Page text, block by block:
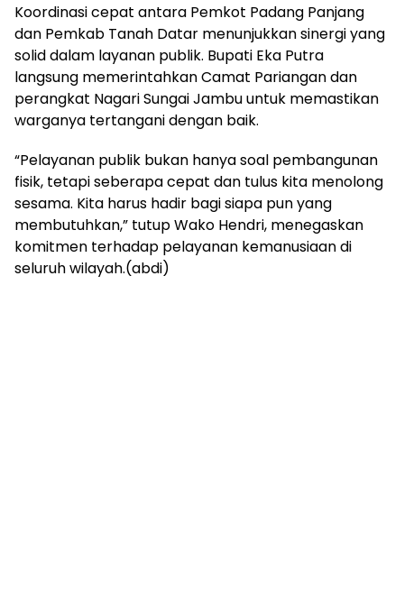
Koordinasi cepat antara Pemkot Padang Panjang
dan Pemkab Tanah Datar menunjukkan sinergi yang
solid dalam layanan publik. Bupati Eka Putra
langsung memerintahkan Camat Pariangan dan
perangkat Nagari Sungai Jambu untuk memastikan
warganya tertangani dengan baik.
“Pelayanan publik bukan hanya soal pembangunan
fisik, tetapi seberapa cepat dan tulus kita menolong
sesama. Kita harus hadir bagi siapa pun yang
membutuhkan,” tutup Wako Hendri, menegaskan
komitmen terhadap pelayanan kemanusiaan di
seluruh wilayah.(abdi)